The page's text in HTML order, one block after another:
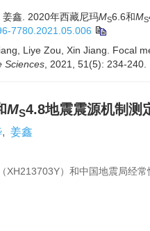
鑫. 2020年西藏尼玛MS6.6和MS
7780.2021.05.006
Liye Zou, Xin Jiang. Focal
Sciences , 2021, 51(5): 234-240.
MS4.8地震震源机制测
, 姜鑫
XH213703Y）和中国地震局经